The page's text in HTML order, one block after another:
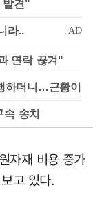
발견"
연락 끊겨"
하더니…근황이
송치
자재 비용 증가
고 있다.